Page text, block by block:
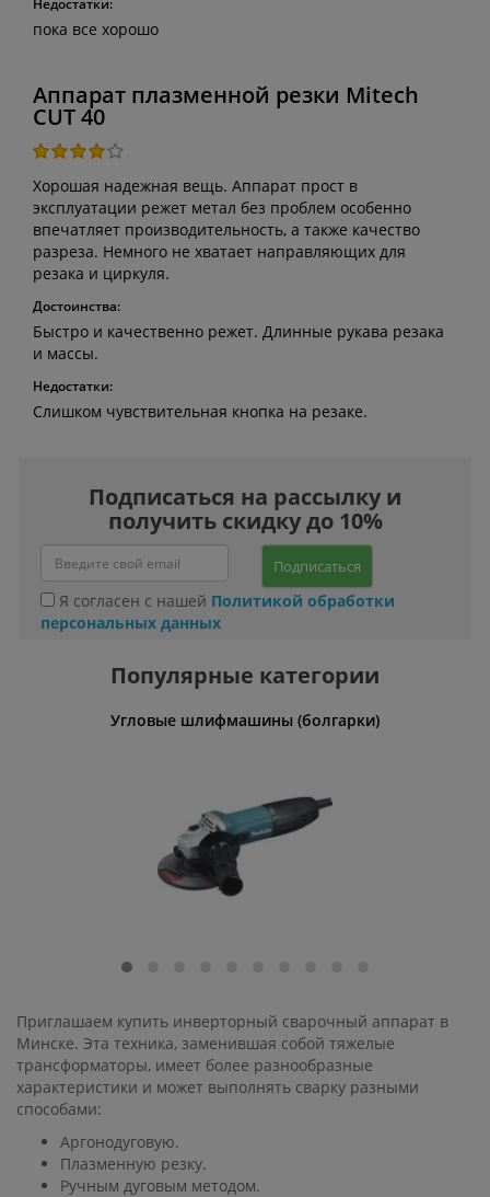
Недостатки:
пока все хорошо
Аппарат плазменной резки Mitech
CUT 40
Хорошая надежная вещь. Аппарат прост в
эксплуатации режет метал без проблем особенно
впечатляет производительность, а также качество
разреза. Немного не хватает направляющих для
резака и циркуля.
Достоинства:
Быстро и качественно режет. Длинные рукава резака
и массы.
Недостатки:
Слишком чувствительная кнопка на резаке.
Подписаться на рассылку и
получить скидку до 10%
Подписаться
Я согласен с нашей Политикой обработки
персональных данных
Популярные категории
Угловые шлифмашины (болгарки)
Приглашаем купить инверторный сварочный аппарат в
Минске. Эта техника, заменившая собой тяжелые
трансформаторы, имеет более разнообразные
характеристики и может выполнять сварку разными
способами:
Аргонодуговую.
Плазменную резку.
Ручным дуговым методом.